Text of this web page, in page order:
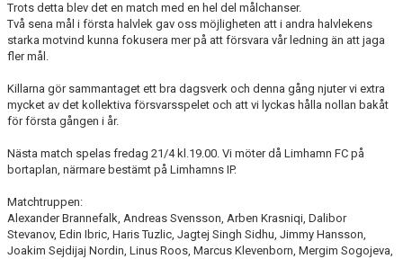
Trots detta blev det en match med en hel del målchanser.
Två sena mål i första halvlek gav oss möjligheten att i andra halvlekens
starka motvind kunna fokusera mer på att försvara vår ledning än att jaga
fler mål.
Killarna gör sammantaget ett bra dagsverk och denna gång njuter vi extra
mycket av det kollektiva försvarsspelet och att vi lyckas hålla nollan bakåt
för första gången i år.
Nästa match spelas fredag 21/4 kl.19.00. Vi möter då Limhamn FC på
bortaplan, närmare bestämt på Limhamns IP.
Matchtruppen:
Alexander Brannefalk, Andreas Svensson, Arben Krasniqi, Dalibor
Stevanov, Edin Ibric, Haris Tuzlic, Jagtej Singh Sidhu, Jimmy Hansson,
Joakim Sejdijaj Nordin, Linus Roos, Marcus Klevenborn, Mergim Sogojeva,